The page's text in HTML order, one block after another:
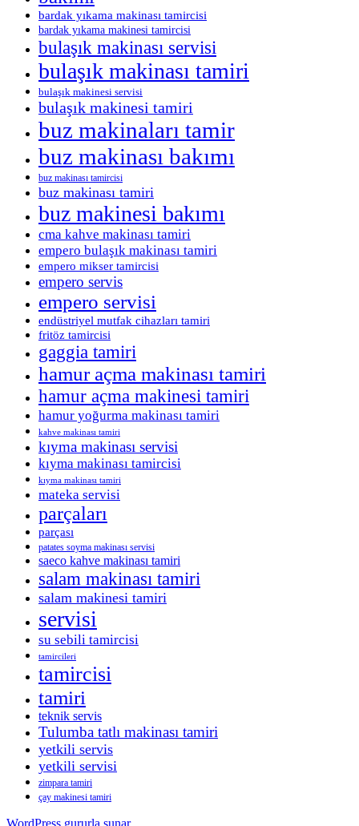
bardak yıkama makinası tamircisi
bardak yıkama makinesi tamircisi
bulaşık makinası servisi
bulaşık makinası tamiri
bulaşık makinesi servisi
bulaşık makinesi tamiri
buz makinaları tamir
buz makinası bakımı
buz makinası tamircisi
buz makinası tamiri
buz makinesi bakımı
cma kahve makinası tamiri
empero bulaşık makinası tamiri
empero mikser tamircisi
empero servis
empero servisi
endüstriyel mutfak cihazları tamiri
fritöz tamircisi
gaggia tamiri
hamur açma makinası tamiri
hamur açma makinesi tamiri
hamur yoğurma makinası tamiri
kahve makinası tamiri
kıyma makinası servisi
kıyma makinası tamircisi
kıyma makinası tamiri
mateka servisi
parçaları
parçası
patates soyma makinası servisi
saeco kahve makinası tamiri
salam makinası tamiri
salam makinesi tamiri
servisi
su sebili tamircisi
tamircileri
tamircisi
tamiri
teknik servis
Tulumba tatlı makinası tamiri
yetkili servis
yetkili servisi
zimpara tamiri
çay makinesi tamiri
WordPress gururla sunar